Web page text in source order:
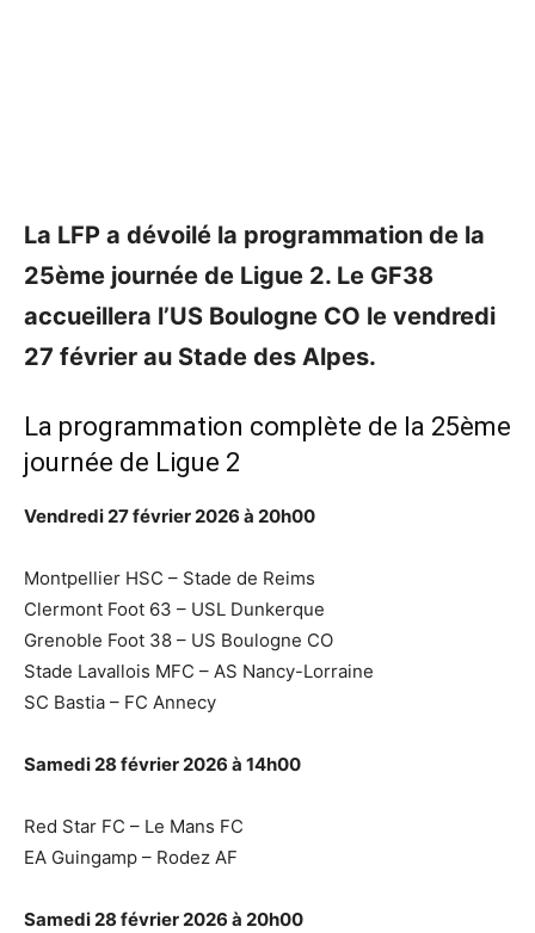
La LFP a dévoilé la programmation de la
25ème journée de Ligue 2. Le GF38
accueillera l’US Boulogne CO le vendredi
27 février au Stade des Alpes.
La programmation complète de la 25ème
journée de Ligue 2
Vendredi 27 février 2026 à 20h00
Montpellier HSC – Stade de Reims
Clermont Foot 63 – USL Dunkerque
Grenoble Foot 38 – US Boulogne CO
Stade Lavallois MFC – AS Nancy-Lorraine
SC Bastia – FC Annecy
Samedi 28 février 2026 à 14h00
Red Star FC – Le Mans FC
EA Guingamp – Rodez AF
Samedi 28 février 2026 à 20h00